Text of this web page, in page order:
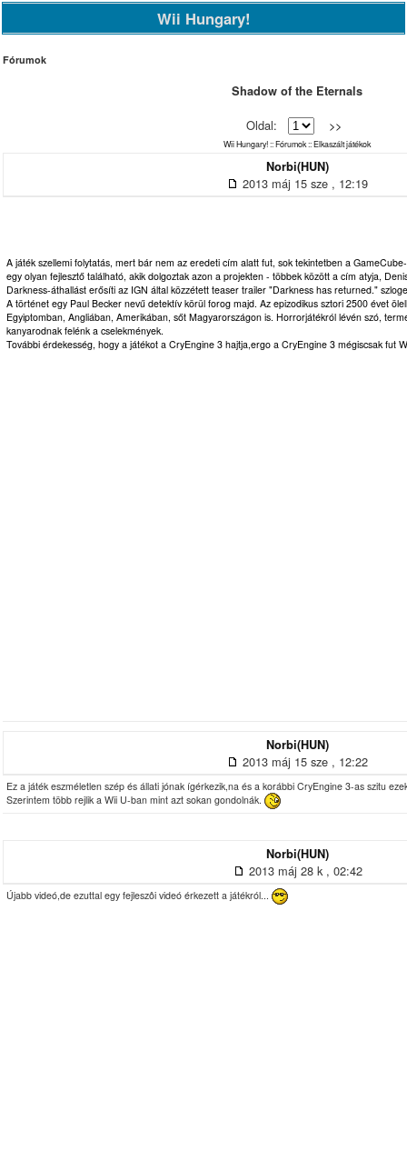
Wii Hungary!
Fórumok
Shadow of the Eternals
Oldal: >>
Wii Hungary!::Fórumok::Elkaszált játékok
Norbi(HUN)
2013 máj 15 sze , 12:19
A játék szellemi folytatás, mert bár nem az eredeti cím alatt fut, sok tekintetben a
egy olyan fejlesztő található, akik dolgoztak azon a projekten - többek között a cím atyja,
Darkness-áthallást erősíti az IGN által közzétett teaser trailer "Darkness has returned."
A történet egy Paul Becker nevű detektív körül forog majd. Az epizodikus sztori 2500 évet
Egyiptomban, Angliában, Amerikában, sőt Magyarországon is. Horrorjátékról lévén szó,
kanyarodnak felénk a cselekmények.
További érdekesség, hogy a játékot a CryEngine 3 hajtja,ergo a CryEngine 3 mégiscsak fut
Norbi(HUN)
2013 máj 15 sze , 12:22
Ez a játék eszméletlen szép és állati jónak ígérkezik,na és a korábbi CryEngine 3-as szitu
Szerintem több rejlik a Wii U-ban mint azt sokan gondolnák.
Norbi(HUN)
2013 máj 28 k , 02:42
Újabb videó,de ezuttal egy fejleszôi videó érkezett a játékról...